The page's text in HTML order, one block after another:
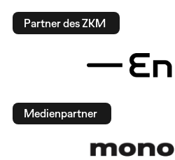
Partner des ZKM
Medienpartner